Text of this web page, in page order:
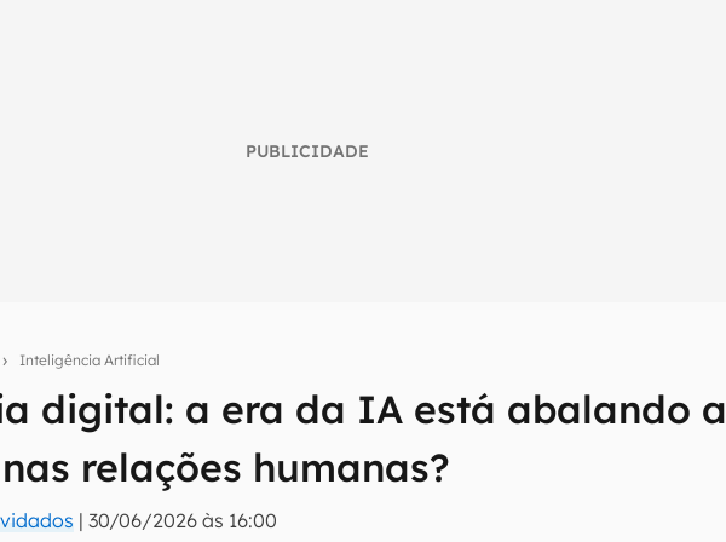
PUBLICIDADE
Inteligência Artificial
digital: a era da IA está abalando a
relações humanas?
|30/06/2026 às 16:00
inteligente do mundo tech!
do Canaltech e receba notícias e reviews sobre tecnologia em primeira